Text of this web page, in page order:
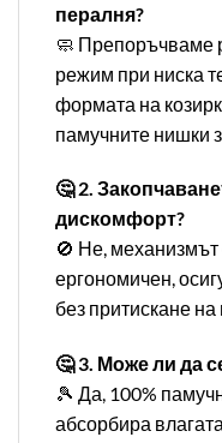
пералня?
🧼 Препоръчваме
режим при ниска
формата на
памучните нишки
🤔 2.
дискомфорт?
🚫 Не,
ергономичен,
без притискане на
🤔 3. Може ли да
🎾 Да, 100%
абсорбира